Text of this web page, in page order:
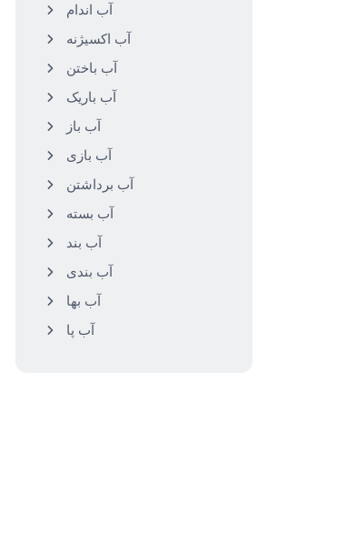
آب اندام
آب اکسیژنه
آب باختن
آب باریک
آب باز
آب بازی
آب برداشتن
آب بسته
آب بند
آب بندی
آب بها
آب پا